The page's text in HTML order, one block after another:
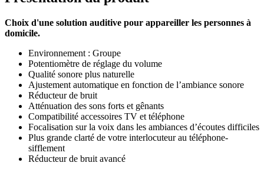
Choix d'une solution auditive pour appareiller les personnes à
domicile.
Environnement : Groupe
Potentiomètre de réglage du volume
Qualité sonore plus naturelle
Ajustement automatique en fonction de l’ambiance sonore
Réducteur de bruit
Atténuation des sons forts et gênants
Compatibilité accessoires TV et téléphone
Focalisation sur la voix dans les ambiances d’écoutes difficiles
Plus grande clarté de votre interlocuteur au téléphone-
sifflement
Réducteur de bruit avancé